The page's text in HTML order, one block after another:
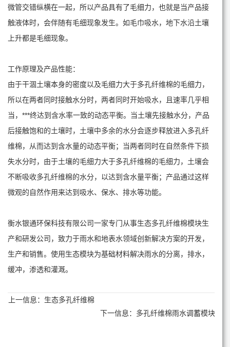
微管交错纵横在一起，所以产品具有了毛细力，也就是当产品接
触液体时，会伴随有毛细现象发生。如毛巾吸水，地下水沿土壤
上升都是毛细现象。
工作原理及产品性能：
由于干涸土壤本身的密度以及毛细力大于多孔纤维棉的毛细力，
所以在两者同时接触水分时，两者同时开始吸水，且速率几乎相
当，***终达到含水率一致的动态平衡。当土壤先接触水分，产品
后接触饱和的土壤时，土壤中多余的水分会逐步释放进入多孔纤
维棉，从而达到含水量的动态平衡；当两者同时在自然条件下损
失水分时，由于土壤的毛细力大于多孔纤维棉的毛细力，土壤会
不断吸收多孔纤维棉的水分，以达到含水量平衡；产品通过这样
微观的自然作用来达到吸水、保水、排水等功能。
衡水银通环保科技有限公司一家专门从事生态多孔纤维棉模块生
产和研发公司，致力于雨水和地表水领域创新解决方案的开发，
生产和销售。使用生态模块为基础材料解决雨水的分离，排水，
缓冲，渗透和灌溉。
上一信息： 生态多孔纤维棉
下一信息： 多孔纤维棉雨水调蓄模块